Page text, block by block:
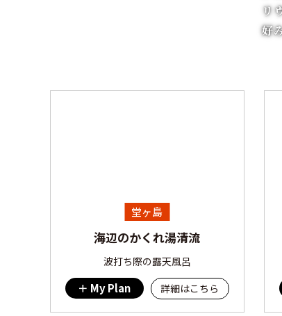
リ
好
堂ヶ島
海辺のかくれ湯清流
波打ち際の露天風呂
My Plan 詳細はこちら